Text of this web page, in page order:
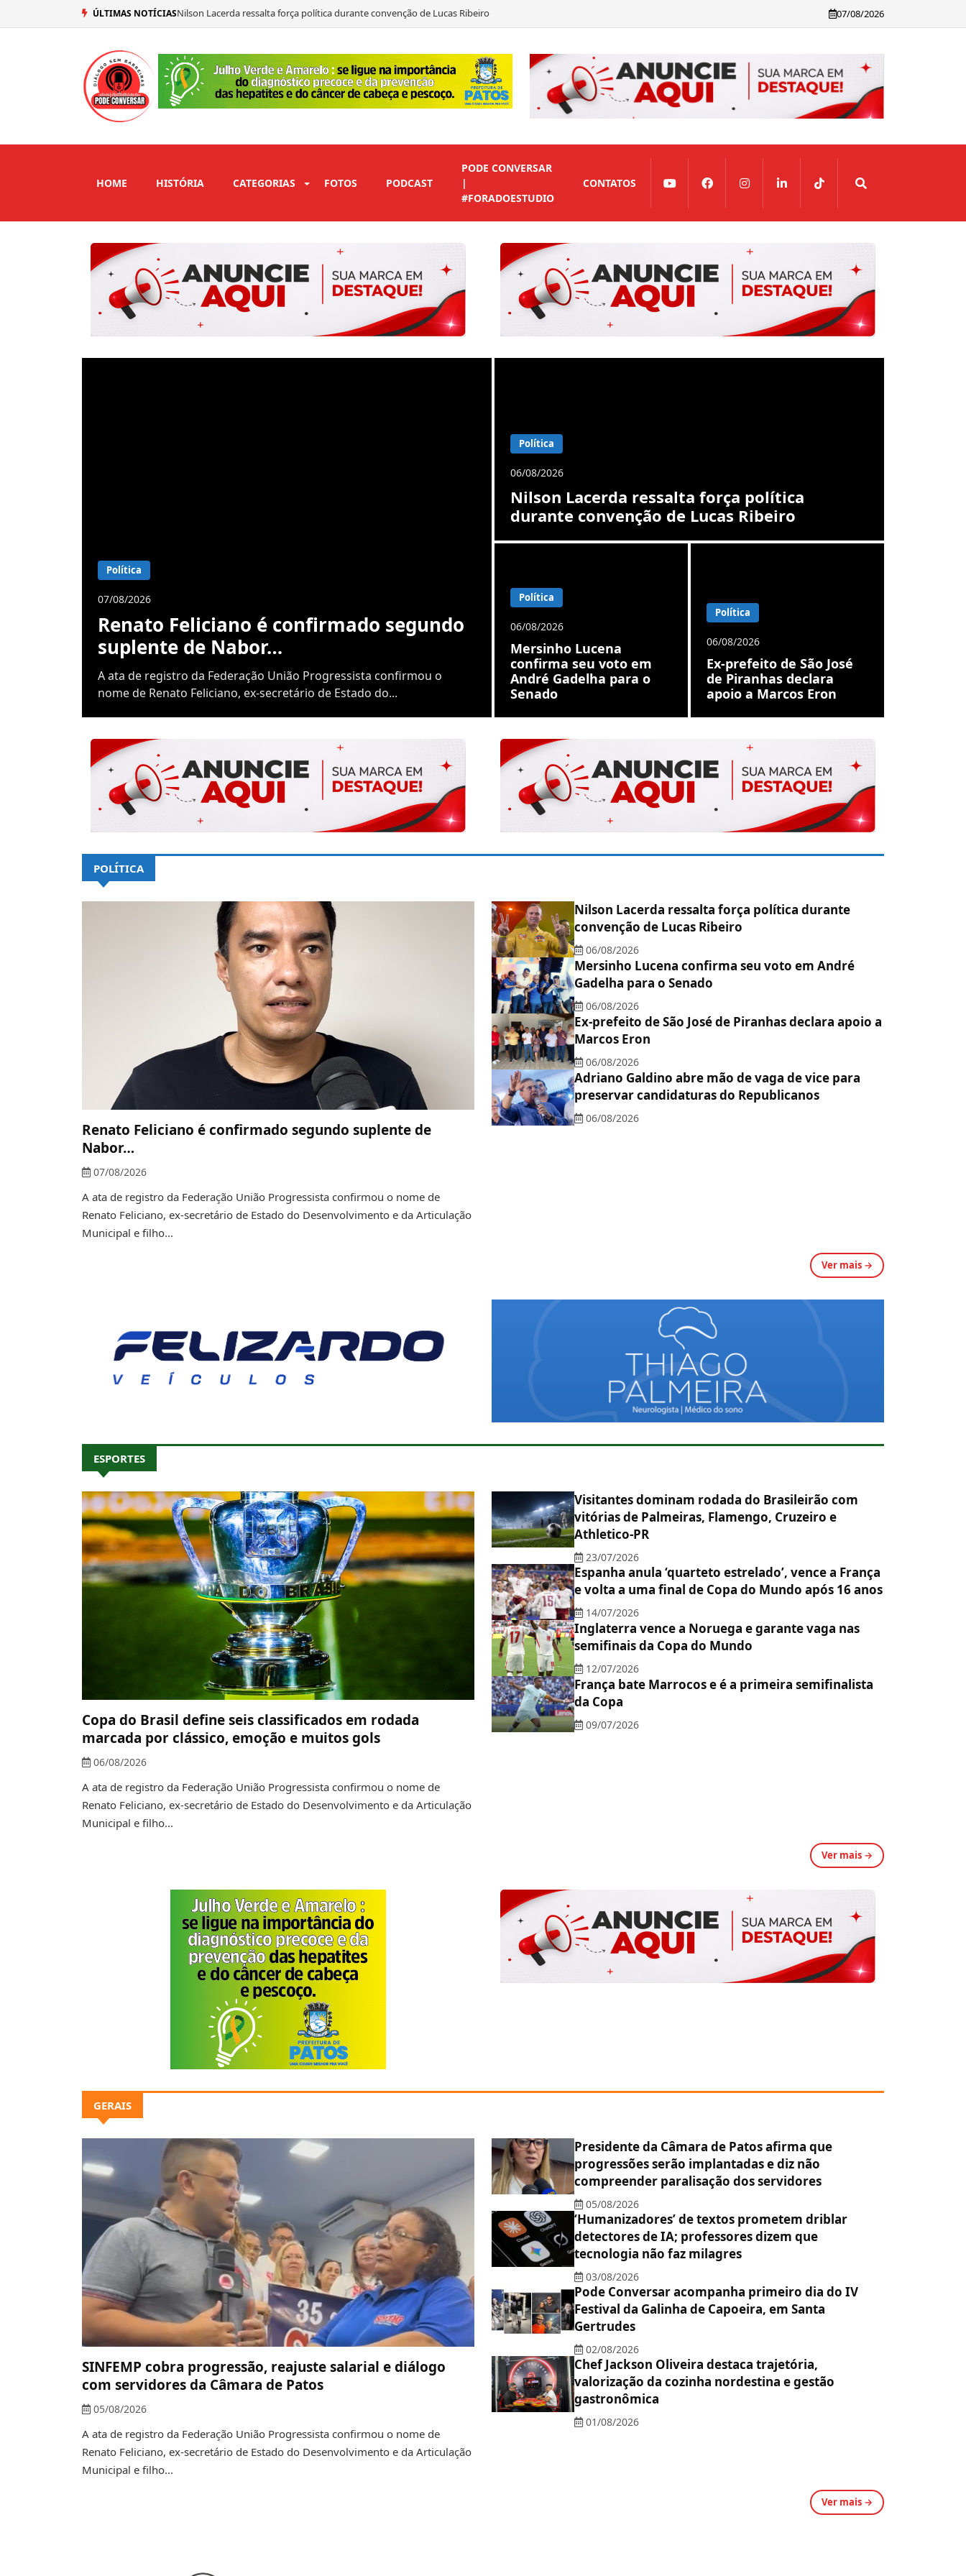
ÚLTIMAS NOTÍCIASMersinho Lucena confirma seu voto em André Gadelha para o Senado
Ex-prefeito de São José de Piranhas declara apoio a Marcos Eron
07/08/2026
HOME HISTÓRIA CATEGORIAS FOTOS PODCAST
PODE CONVERSAR
|
#FORADOESTUDIO
CONTATOS
Política
07/08/2026
Renato Feliciano é confirmado segundo
suplente de Nabor…
A ata de registro da Federação União Progressista confirmou o
nome de Renato Feliciano, ex-secretário de Estado do...
Política
06/08/2026
Nilson Lacerda ressalta força política
durante convenção de Lucas Ribeiro
Política
06/08/2026
Mersinho Lucena
confirma seu voto em
André Gadelha para o
Senado
Política
06/08/2026
Ex-prefeito de São José
de Piranhas declara
apoio a Marcos Eron
POLÍTICA
Renato Feliciano é confirmado segundo suplente de
Nabor…
07/08/2026
A ata de registro da Federação União Progressista confirmou o nome de
Renato Feliciano, ex-secretário de Estado do Desenvolvimento e da Articulação
Municipal e filho...
Nilson Lacerda ressalta força política durante
convenção de Lucas Ribeiro
06/08/2026
Mersinho Lucena confirma seu voto em André
Gadelha para o Senado
06/08/2026
Ex-prefeito de São José de Piranhas declara apoio a
Marcos Eron
06/08/2026
Adriano Galdino abre mão de vaga de vice para
preservar candidaturas do Republicanos
06/08/2026
Ver mais →
ESPORTES
Copa do Brasil define seis classificados em rodada
marcada por clássico, emoção e muitos gols
06/08/2026
A ata de registro da Federação União Progressista confirmou o nome de
Renato Feliciano, ex-secretário de Estado do Desenvolvimento e da Articulação
Municipal e filho...
Visitantes dominam rodada do Brasileirão com
vitórias de Palmeiras, Flamengo, Cruzeiro e
Athletico-PR
23/07/2026
Espanha anula ‘quarteto estrelado’, vence a França
e volta a uma final de Copa do Mundo após 16 anos
14/07/2026
Inglaterra vence a Noruega e garante vaga nas
semifinais da Copa do Mundo
12/07/2026
França bate Marrocos e é a primeira semifinalista
da Copa
09/07/2026
Ver mais →
GERAIS
SINFEMP cobra progressão, reajuste salarial e diálogo
com servidores da Câmara de Patos
05/08/2026
A ata de registro da Federação União Progressista confirmou o nome de
Renato Feliciano, ex-secretário de Estado do Desenvolvimento e da Articulação
Municipal e filho...
Presidente da Câmara de Patos afirma que
progressões serão implantadas e diz não
compreender paralisação dos servidores
05/08/2026
‘Humanizadores’ de textos prometem driblar
detectores de IA; professores dizem que
tecnologia não faz milagres
03/08/2026
Pode Conversar acompanha primeiro dia do IV
Festival da Galinha de Capoeira, em Santa
Gertrudes
02/08/2026
Chef Jackson Oliveira destaca trajetória,
valorização da cozinha nordestina e gestão
gastronômica
01/08/2026
Ver mais →